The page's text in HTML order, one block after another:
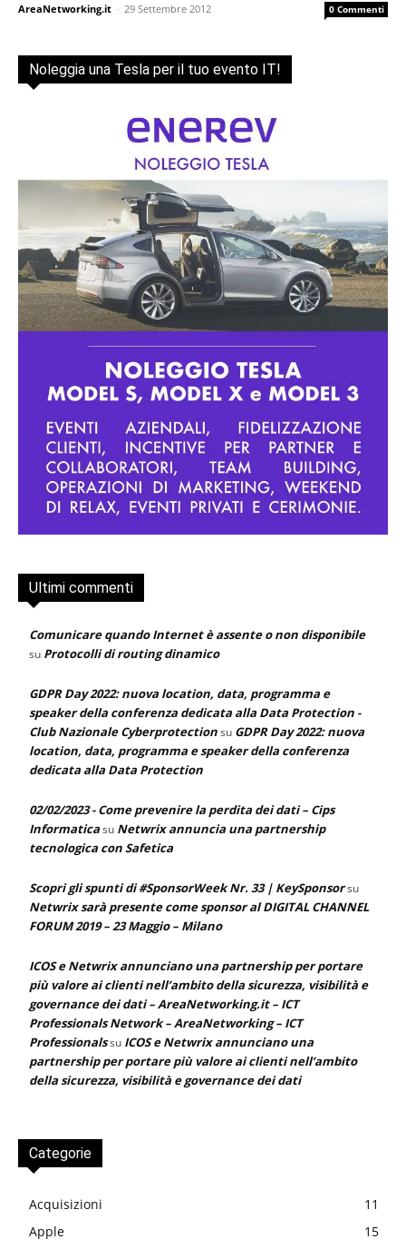
AreaNetworking.it - 29 Settembre 2012 0 Commenti
Noleggia una Tesla per il tuo evento IT!
Ultimi commenti
Comunicare quando Internet è assente o non disponibile
su Protocolli di routing dinamico
GDPR Day 2022: nuova location, data, programma e
speaker della conferenza dedicata alla Data Protection -
Club Nazionale Cyberprotectionsu GDPR Day 2022: nuova
location, data, programma e speaker della conferenza
dedicata alla Data Protection
02/02/2023 - Come prevenire la perdita dei dati – Cips
Informaticasu Netwrix annuncia una partnership
tecnologica con Safetica
Scopri gli spunti di #SponsorWeek Nr. 33 | KeySponsorsu
Netwrix sarà presente come sponsor al DIGITAL CHANNEL
FORUM 2019 – 23 Maggio – Milano
ICOS e Netwrix annunciano una partnership per portare
più valore ai clienti nell’ambito della sicurezza, visibilità e
governance dei dati – AreaNetworking.it – ICT
Professionals Network – AreaNetworking – ICT
Professionalssu ICOS e Netwrix annunciano una
partnership per portare più valore ai clienti nell’ambito
della sicurezza, visibilità e governance dei dati
Categorie
Acquisizioni
11
Apple
15